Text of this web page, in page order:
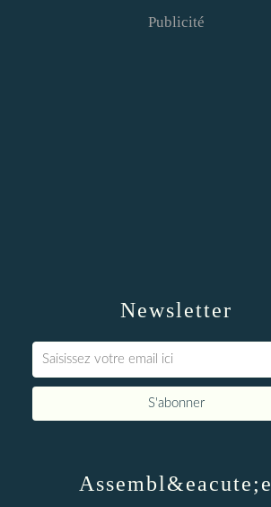
Newsletter
Publicité
Assembl&eacute;e